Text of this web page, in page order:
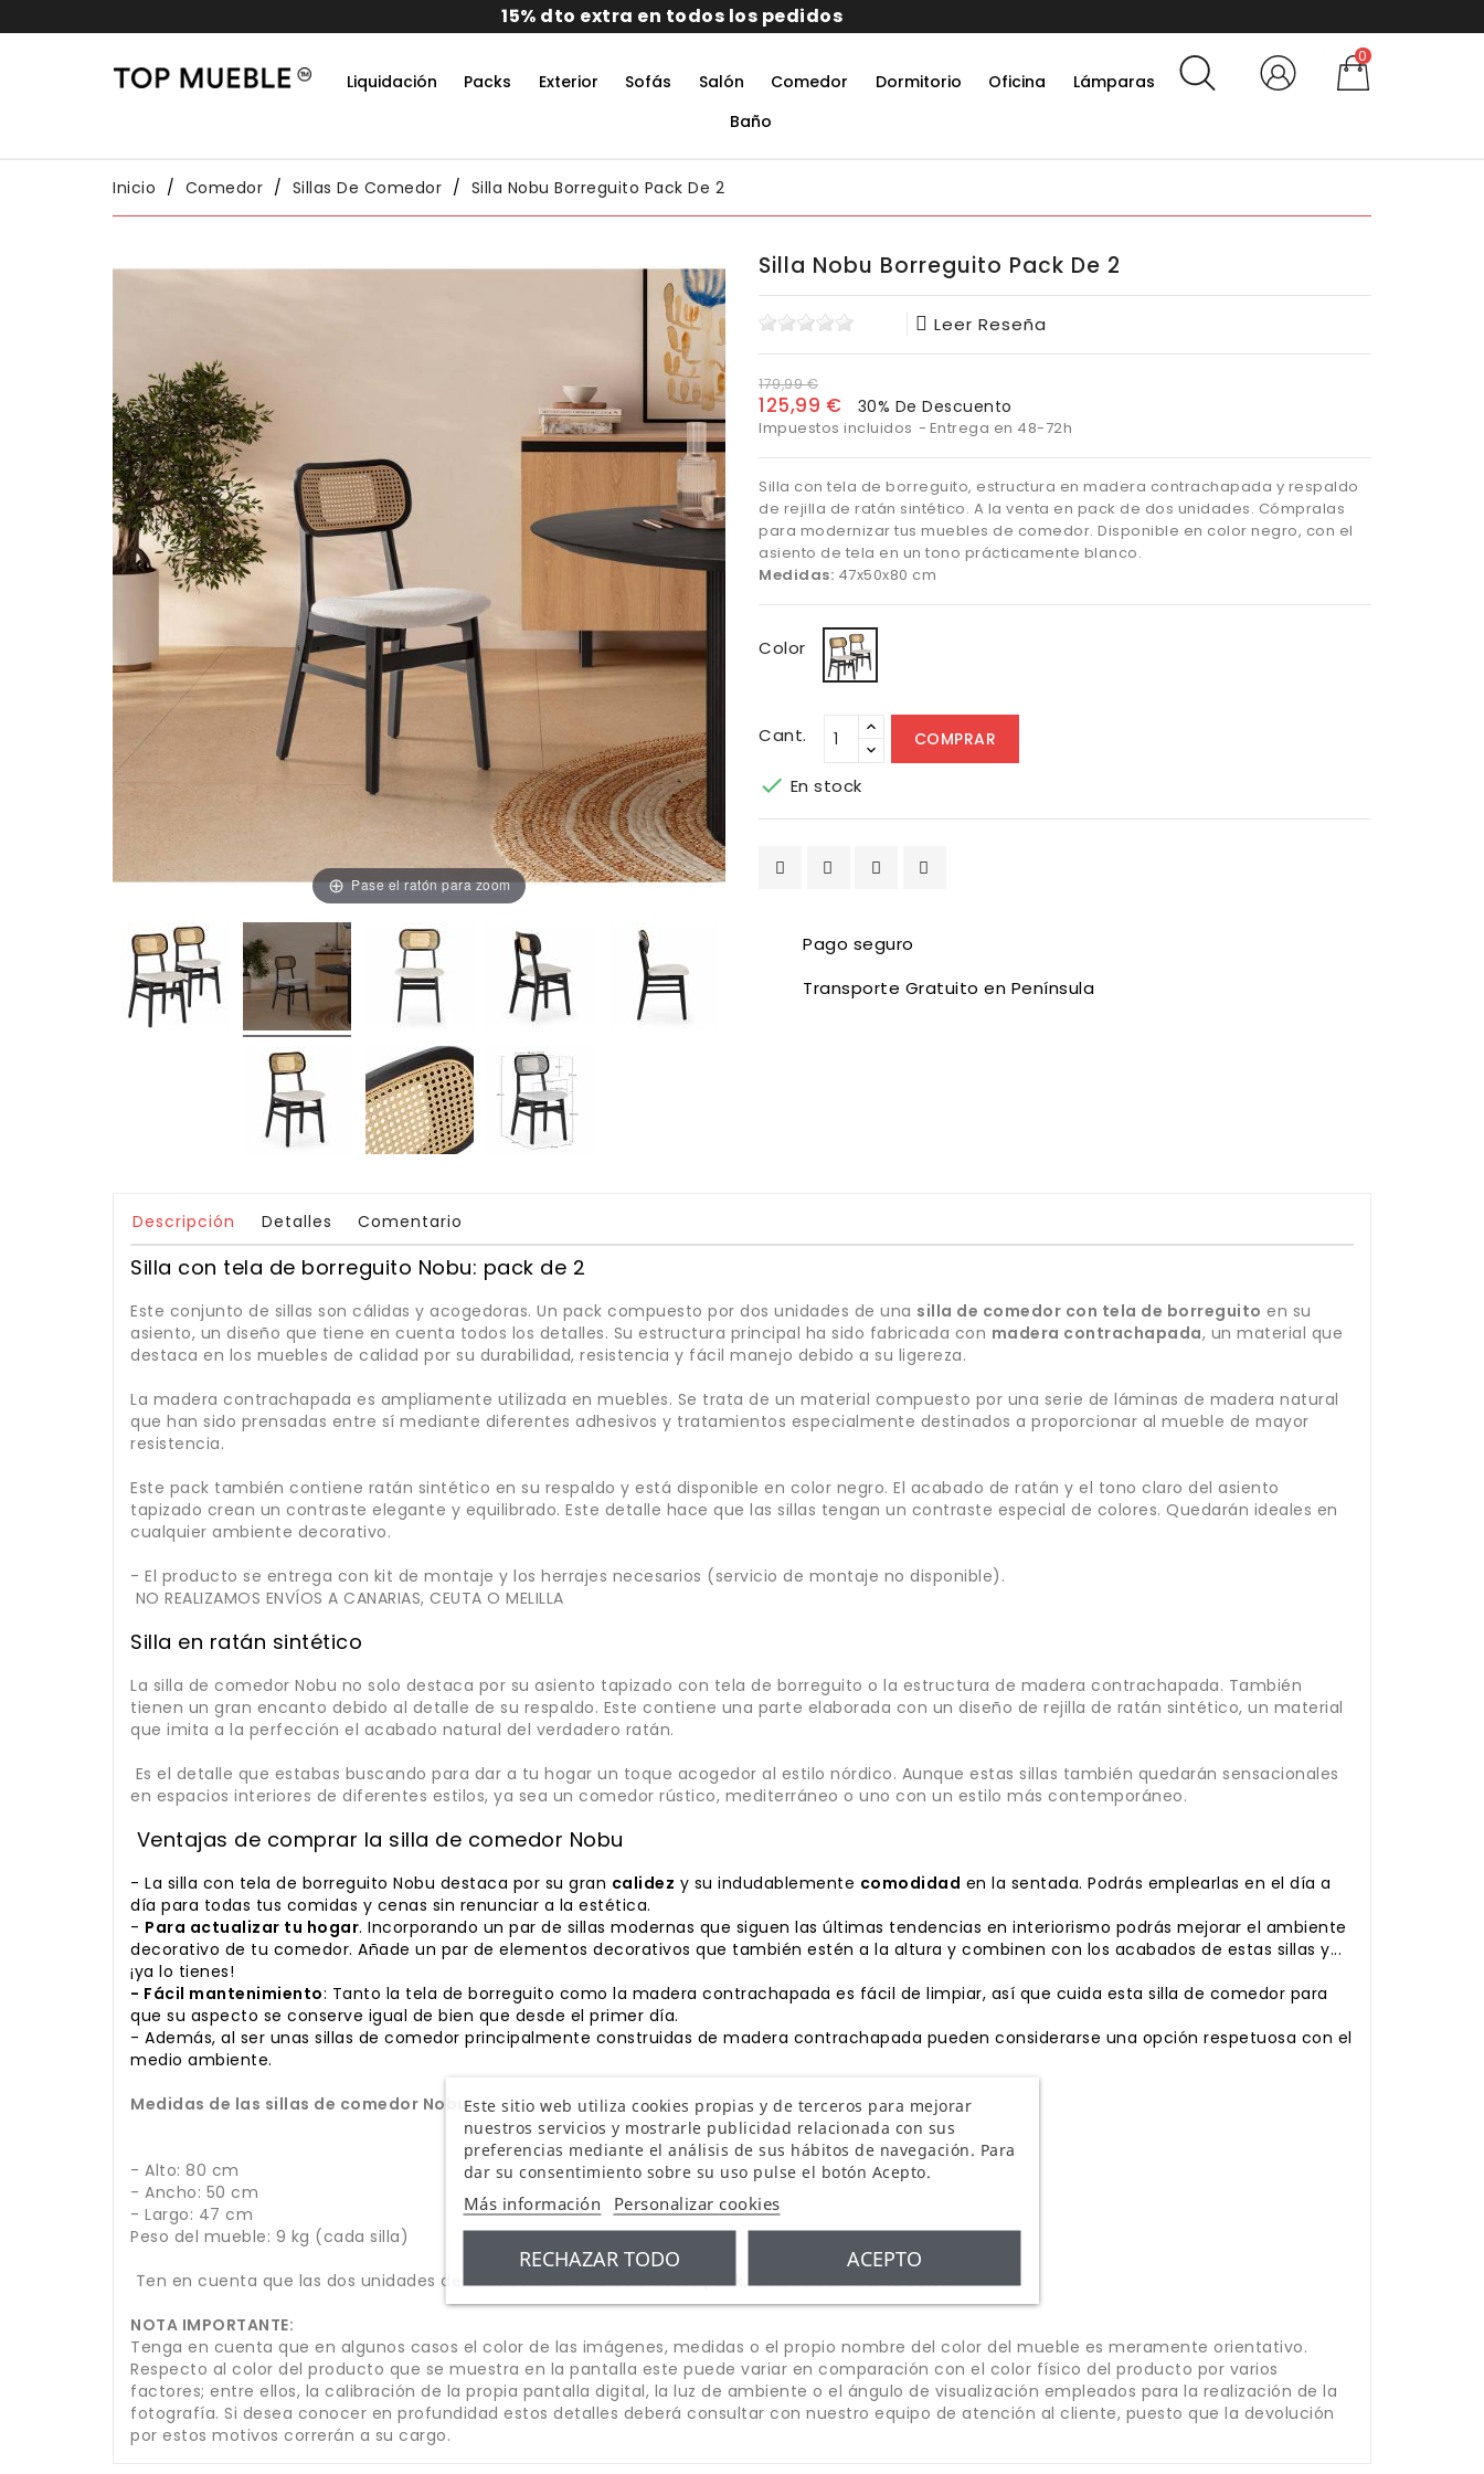
Liquidación Packs Exterior Sofás Salón Comedor Dormitorio Oficina
Lámparas
Baño
0
Inicio Comedor Sillas De Comedor Silla Nobu Borreguito Pack De 2
Pase el ratón para zoom
Silla Nobu Borreguito Pack De 2
Leer Reseña
179,99 €
125,99 € 30% De Descuento
Impuestos incluidos Entrega en 48-72h
Silla con tela de borreguito, estructura en madera contrachapada y respaldo
de rejilla de ratán sintético. A la venta en pack de dos unidades. Cómpralas
para modernizar tus muebles de comedor. Disponible en color negro, con el
asiento de tela en un tono prácticamente blanco.
Medidas: 47x50x80 cm
Color
Cant. COMPRAR
 En stock
Pago seguro
Transporte Gratuito en Península
Descripción Detalles Comentario
Silla con tela de borreguito Nobu: pack de 2
Este conjunto de sillas son cálidas y acogedoras. Un pack compuesto por dos unidades de una silla de comedor con tela de borreguito en su
asiento, un diseño que tiene en cuenta todos los detalles. Su estructura principal ha sido fabricada con madera contrachapada, un material que
destaca en los muebles de calidad por su durabilidad, resistencia y fácil manejo debido a su ligereza.
La madera contrachapada es ampliamente utilizada en muebles. Se trata de un material compuesto por una serie de láminas de madera natural
que han sido prensadas entre sí mediante diferentes adhesivos y tratamientos especialmente destinados a proporcionar al mueble de mayor
resistencia.
Este pack también contiene ratán sintético en su respaldo y está disponible en color negro. El acabado de ratán y el tono claro del asiento
tapizado crean un contraste elegante y equilibrado. Este detalle hace que las sillas tengan un contraste especial de colores. Quedarán ideales en
cualquier ambiente decorativo.
- El producto se entrega con kit de montaje y los herrajes necesarios (servicio de montaje no disponible).
NO REALIZAMOS ENVÍOS A CANARIAS, CEUTA O MELILLA
Silla en ratán sintético
La silla de comedor Nobu no solo destaca por su asiento tapizado con tela de borreguito o la estructura de madera contrachapada. También
tienen un gran encanto debido al detalle de su respaldo. Este contiene una parte elaborada con un diseño de rejilla de ratán sintético, un material
que imita a la perfección el acabado natural del verdadero ratán.
Es el detalle que estabas buscando para dar a tu hogar un toque acogedor al estilo nórdico. Aunque estas sillas también quedarán sensacionales
en espacios interiores de diferentes estilos, ya sea un comedor rústico, mediterráneo o uno con un estilo más contemporáneo.
Ventajas de comprar la silla de comedor Nobu
- La silla con tela de borreguito Nobu destaca por su gran calidez y su indudablemente comodidad en la sentada. Podrás emplearlas en el día a
día para todas tus comidas y cenas sin renunciar a la estética.
- Para actualizar tu hogar. Incorporando un par de sillas modernas que siguen las últimas tendencias en interiorismo podrás mejorar el ambiente
decorativo de tu comedor. Añade un par de elementos decorativos que también estén a la altura y combinen con los acabados de estas sillas y...
¡ya lo tienes!
- Fácil mantenimiento: Tanto la tela de borreguito como la madera contrachapada es fácil de limpiar, así que cuida esta silla de comedor para
que su aspecto se conserve igual de bien que desde el primer día.
- Además, al ser unas sillas de comedor principalmente construidas de madera contrachapada pueden considerarse una opción respetuosa con el
medio ambiente.
Medidas de las sillas de comedor Nobu:
- Alto: 80 cm
- Ancho: 50 cm
- Largo: 47 cm
Peso del mueble: 9 kg (cada silla)
Ten en cuenta que las dos unidades de sillas son indivisibles en este pack, ambas del mismo color.
NOTA IMPORTANTE:
Tenga en cuenta que en algunos casos el color de las imágenes, medidas o el propio nombre del color del mueble es meramente orientativo.
Respecto al color del producto que se muestra en la pantalla este puede variar en comparación con el color físico del producto por varios
factores; entre ellos, la calibración de la propia pantalla digital, la luz de ambiente o el ángulo de visualización empleados para la realización de la
fotografía. Si desea conocer en profundidad estos detalles deberá consultar con nuestro equipo de atención al cliente, puesto que la devolución
por estos motivos correrán a su cargo.
Este sitio web utiliza cookies propias y de terceros para mejorar
nuestros servicios y mostrarle publicidad relacionada con sus
preferencias mediante el análisis de sus hábitos de navegación. Para
dar su consentimiento sobre su uso pulse el botón Acepto.
Más información Personalizar cookies
RECHAZAR TODO ACEPTO